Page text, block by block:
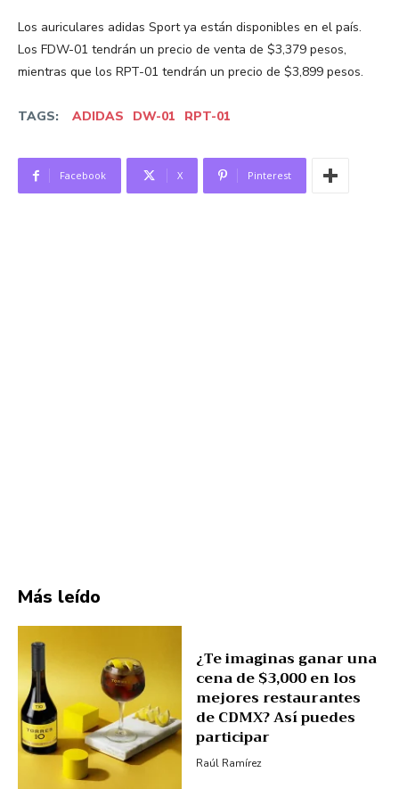
Los auriculares adidas Sport ya están disponibles en el país.
Los FDW-01 tendrán un precio de venta de $3,379 pesos,
mientras que los RPT-01 tendrán un precio de $3,899 pesos.
TAGS: ADIDAS DW-01 RPT-01
Facebook X Pinterest
Más leído
¿Te imaginas ganar una
cena de $3,000 en los
mejores restaurantes
de CDMX? Así puedes
participar
Raúl Ramírez